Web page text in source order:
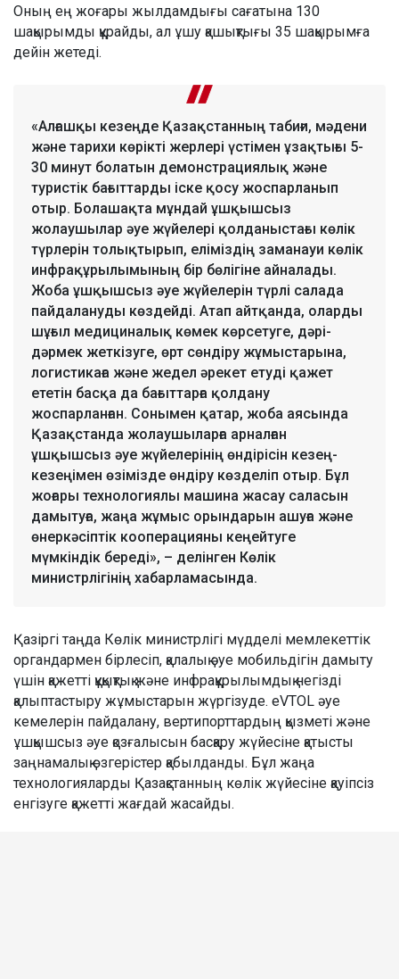
Оның ең жоғары жылдамдығы сағатына 130
шақырымды құрайды, ал ұшу қашықтығы 35 шақырымға
дейін жетеді.
«Алғашқы кезеңде Қазақстанның табиғи, мәдени
және тарихи көрікті жерлері үстімен ұзақтығы 5-
30 минут болатын демонстрациялық және
туристік бағыттарды іске қосу жоспарланып
отыр. Болашақта мұндай ұшқышсыз
жолаушылар әуе жүйелері қолданыстағы көлік
түрлерін толықтырып, еліміздің заманауи көлік
инфрақұрылымының бір бөлігіне айналады.
Жоба ұшқышсыз әуе жүйелерін түрлі салада
пайдалануды көздейді. Атап айтқанда, оларды
шұғыл медициналық көмек көрсетуге, дәрі-
дәрмек жеткізуге, өрт сөндіру жұмыстарына,
логистикаға және жедел әрекет етуді қажет
ететін басқа да бағыттарға қолдану
жоспарланған. Сонымен қатар, жоба аясында
Қазақстанда жолаушыларға арналған
ұшқышсыз әуе жүйелерінің өндірісін кезең-
кезеңімен өзімізде өндіру көзделіп отыр. Бұл
жоғары технологиялы машина жасау саласын
дамытуға, жаңа жұмыс орындарын ашуға және
өнеркәсіптік кооперацияны кеңейтуге
мүмкіндік береді», – делінген Көлік
министрлігінің хабарламасында.
Қазіргі таңда Көлік министрлігі мүдделі мемлекеттік
органдармен бірлесіп, қалалық әуе мобильдігін дамыту
үшін қажетті құқықтық және инфрақұрылымдық негізді
қалыптастыру жұмыстарын жүргізуде. eVTOL әуе
кемелерін пайдалану, вертипорттардың қызметі және
ұшқышсыз әуе қозғалысын басқару жүйесіне қатысты
заңнамалық өзгерістер қабылданды. Бұл жаңа
технологияларды Қазақстанның көлік жүйесіне қауіпсіз
енгізуге қажетті жағдай жасайды.